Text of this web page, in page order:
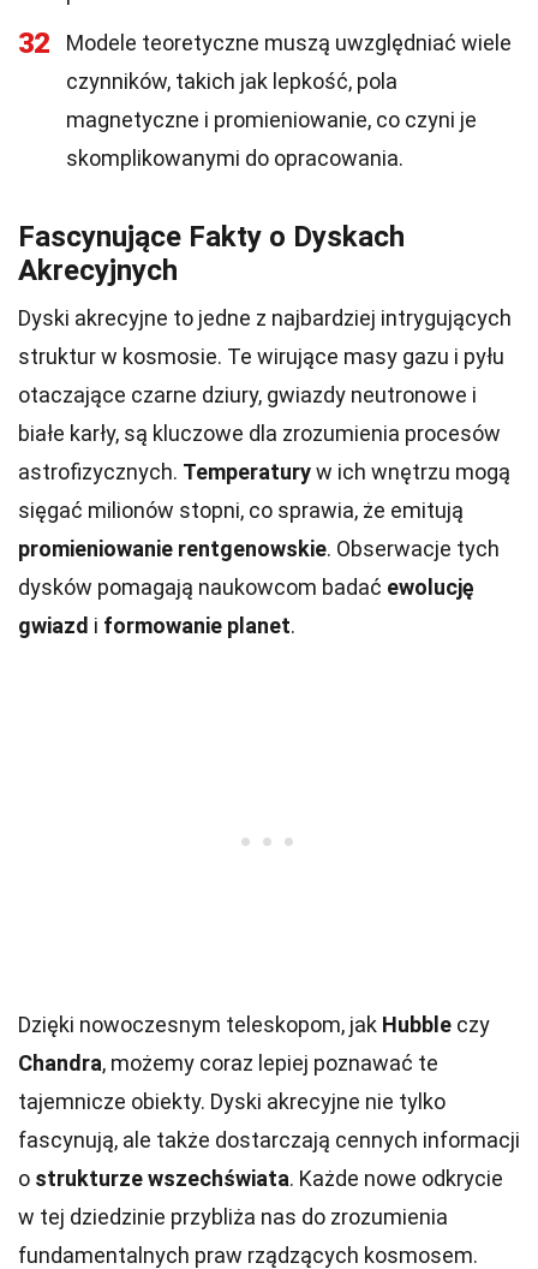
32
Modele teoretyczne muszą uwzględniać wiele
czynników, takich jak lepkość, pola
magnetyczne i promieniowanie, co czyni je
skomplikowanymi do opracowania.
Fascynujące Fakty o Dyskach
Akrecyjnych
Dyski akrecyjne to jedne z najbardziej intrygujących
struktur w kosmosie. Te wirujące masy gazu i pyłu
otaczające czarne dziury, gwiazdy neutronowe i
białe karły, są kluczowe dla zrozumienia procesów
astrofizycznych. Temperaturyw ich wnętrzu mogą
sięgać milionów stopni, co sprawia, że emitują
promieniowanie rentgenowskie. Obserwacje tych
dysków pomagają naukowcom badać ewolucję
gwiazd i formowanie planet.
Dzięki nowoczesnym teleskopom, jak Hubble czy
Chandra, możemy coraz lepiej poznawać te
tajemnicze obiekty. Dyski akrecyjne nie tylko
fascynują, ale także dostarczają cennych informacji
o strukturze wszechświata. Każde nowe odkrycie
w tej dziedzinie przybliża nas do zrozumienia
fundamentalnych praw rządzących kosmosem.